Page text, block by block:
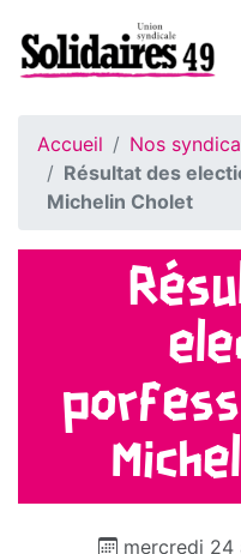
Accueil Nos
Résultat des
Michelin Cholet
mercredi 24